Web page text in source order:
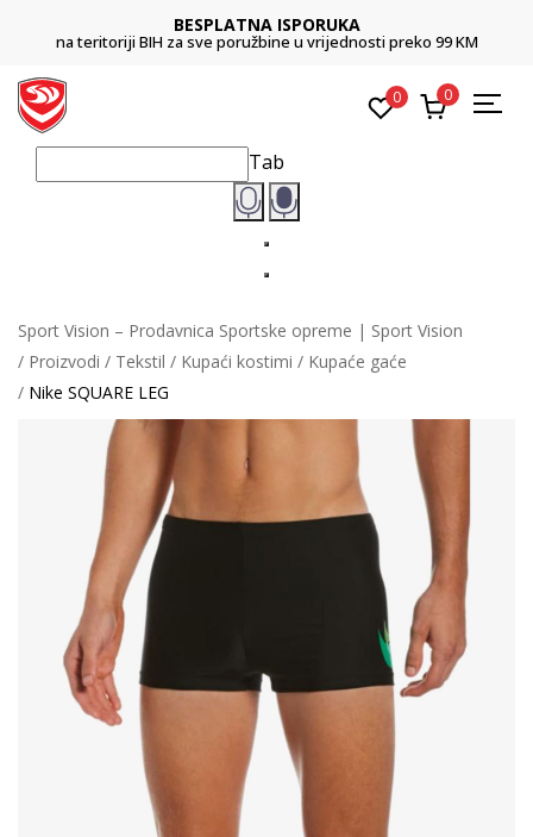
BESPLATNA ISPORUKA
na teritoriji BIH za sve poružbine u vrijednosti preko 99 KM
0 0
Tab
Sport Vision – Prodavnica Sportske opreme | Sport Vision
Proizvodi
Tekstil Kupaći kostimi
Kupaće gaće
Nike SQUARE LEG